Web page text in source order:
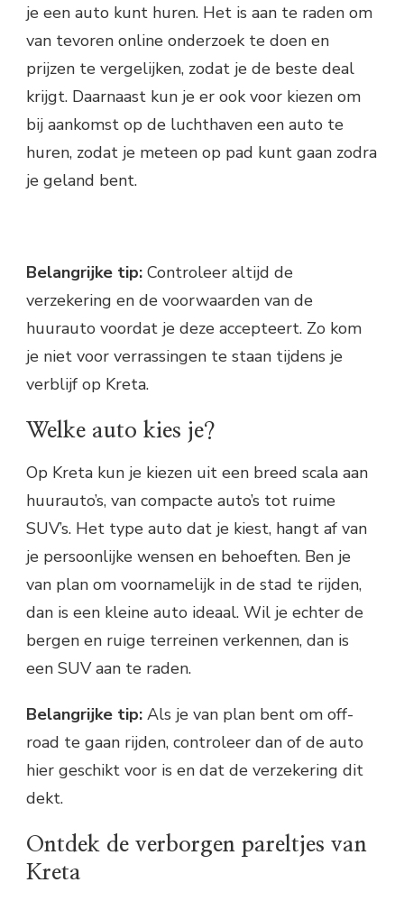
je een auto kunt huren. Het is aan te raden om
van tevoren online onderzoek te doen en
prijzen te vergelijken, zodat je de beste deal
krijgt. Daarnaast kun je er ook voor kiezen om
bij aankomst op de luchthaven een auto te
huren, zodat je meteen op pad kunt gaan zodra
je geland bent.
Belangrijke tip: Controleer altijd de
verzekering en de voorwaarden van de
huurauto voordat je deze accepteert. Zo kom
je niet voor verrassingen te staan tijdens je
verblijf op Kreta.
Welke auto kies je?
Op Kreta kun je kiezen uit een breed scala aan
huurauto’s, van compacte auto’s tot ruime
SUV’s. Het type auto dat je kiest, hangt af van
je persoonlijke wensen en behoeften. Ben je
van plan om voornamelijk in de stad te rijden,
dan is een kleine auto ideaal. Wil je echter de
bergen en ruige terreinen verkennen, dan is
een SUV aan te raden.
Belangrijke tip: Als je van plan bent om off-
road te gaan rijden, controleer dan of de auto
hier geschikt voor is en dat de verzekering dit
dekt.
Ontdek de verborgen pareltjes van
Kreta